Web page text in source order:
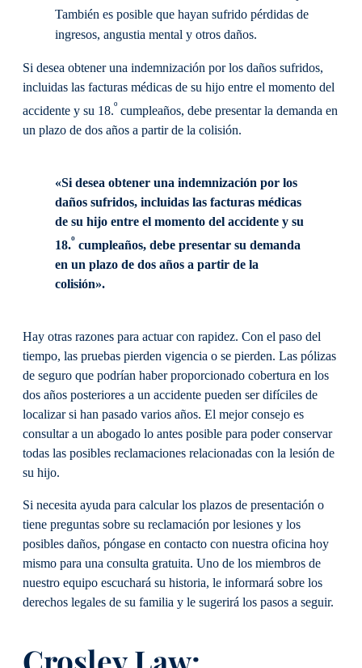
También es posible que hayan sufrido pérdidas de
ingresos, angustia mental y otros daños.
Si desea obtener una indemnización por los daños sufridos,
incluidas las facturas médicas de su hijo entre el momento del
accidente y su 18.º cumpleaños, debe presentar la demanda en
un plazo de dos años a partir de la colisión.
«Si desea obtener una indemnización por los
daños sufridos, incluidas las facturas médicas
de su hijo entre el momento del accidente y su
18.º cumpleaños, debe presentar su demanda
en un plazo de dos años a partir de la
colisión».
Hay otras razones para actuar con rapidez. Con el paso del
tiempo, las pruebas pierden vigencia o se pierden. Las pólizas
de seguro que podrían haber proporcionado cobertura en los
dos años posteriores a un accidente pueden ser difíciles de
localizar si han pasado varios años. El mejor consejo es
consultar a un abogado lo antes posible para poder conservar
todas las posibles reclamaciones relacionadas con la lesión de
su hijo.
Si necesita ayuda para calcular los plazos de presentación o
tiene preguntas sobre su reclamación por lesiones y los
posibles daños, póngase en contacto con nuestra oficina hoy
mismo para una consulta gratuita. Uno de los miembros de
nuestro equipo escuchará su historia, le informará sobre los
derechos legales de su familia y le sugerirá los pasos a seguir.